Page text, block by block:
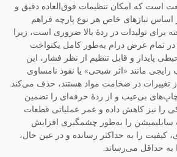
است که امکان تنظیمات فوق‌العاده دقیق و
نیازهای خاص هر نوع پارچه فراهم
برای تولیدات در ردهٔ بالا ضروری است، زیرا
در تمام عرض درام به‌طور کامل یکنواخت
پایدار و قابل تنظیم از نظر فشار، این
مانند «اثر شبحی» یا نفوذ نامساوی
تغییرات در ضخامت مواد هستند، حذف می‌کند.
چاپ‌های بی‌عیب و از ردهٔ حرفه‌ای را تضمین
را نیز کاهش داده و عمر عملیاتی قطعات
سابلیمیشن را به‌طور چشمگیری افزایش
کیفیت را به حداکثر رسانده و در عین حال،
به حداقل می‌رساند.